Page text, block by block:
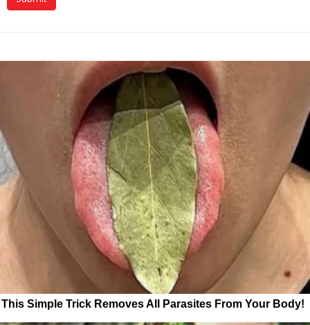
This Simple Trick Removes All Parasites From Your Body!